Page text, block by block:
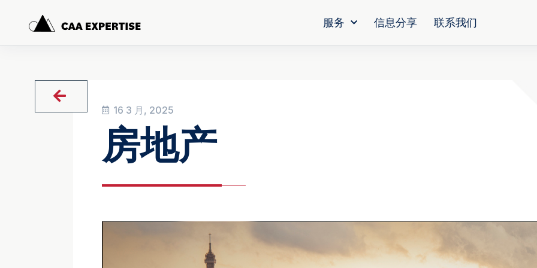
服务 信息分享 联系我们
16 3 月, 2025
房地产